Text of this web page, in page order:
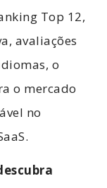
Top 12,
avaliações
o
o mercado
no